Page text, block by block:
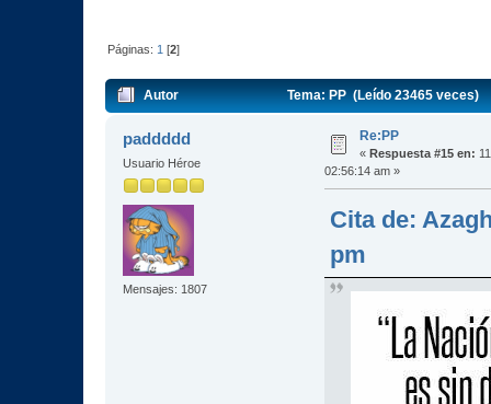
Páginas: 1 [2]
Autor Tema: PP (Leído 23465 veces)
paddddd
Usuario Héroe
Mensajes: 1807
Re:PP
« Respuesta #15 en:
02:56:14 am »
Cita de:
pm